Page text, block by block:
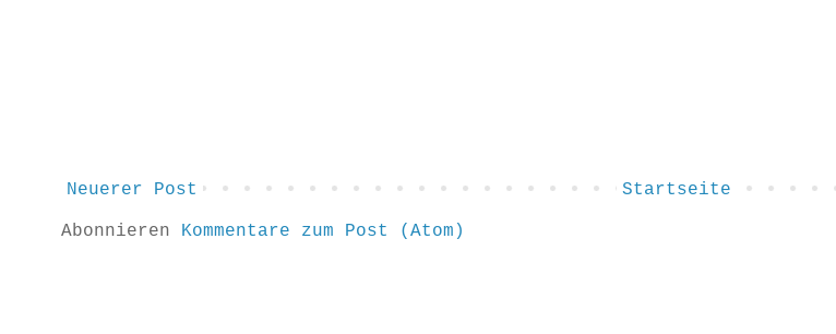
Neuerer Post Startseite
Abonnieren Kommentare zum Post (Atom)